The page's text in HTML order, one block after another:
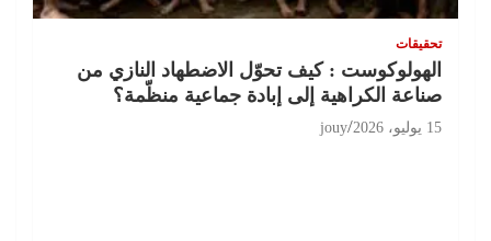
تحقيقات
الهولوكوست : كيف تحوّل الاضطهاد النازي من
صناعة الكراهية إلى إبادة جماعية منظّمة؟
15 يوليو، 2026 jouy